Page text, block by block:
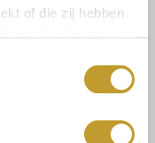
of die zij hebben